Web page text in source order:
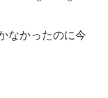
なかったのに今